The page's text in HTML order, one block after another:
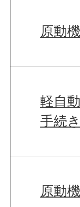
原動
軽自
手続
原動